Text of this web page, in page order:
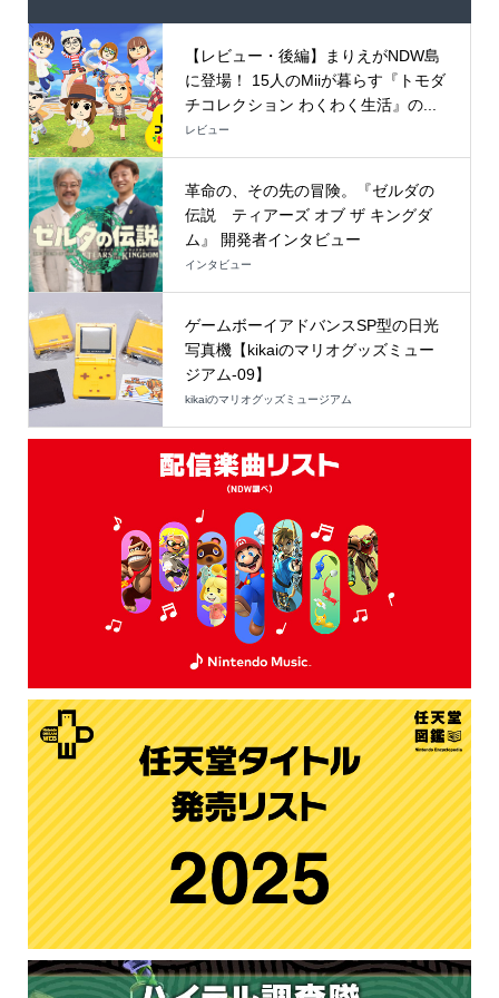
【レビュー・後編】まりえがNDW島
に登場！ 15人のMiiが暮らす『トモダ
チコレクション わくわく生活』の...
レビュー
革命の、その先の冒険。『ゼルダの
伝説 ティアーズ オブ ザ キングダ
ム』 開発者インタビュー
インタビュー
ゲームボーイアドバンスSP型の日光
写真機【kikaiのマリオグッズミュー
ジアム-09】
kikaiのマリオグッズミュージアム